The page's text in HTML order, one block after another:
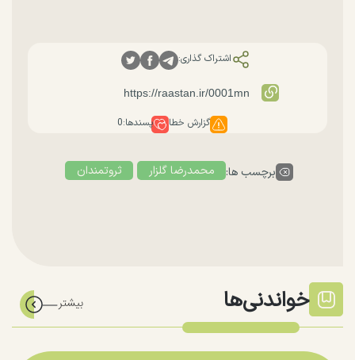
اشتراک گذاری:
گزارش خطا پسندها:0
برچسب ها: محمدرضا گلزار ثروتمندان
خواندنی‌ها